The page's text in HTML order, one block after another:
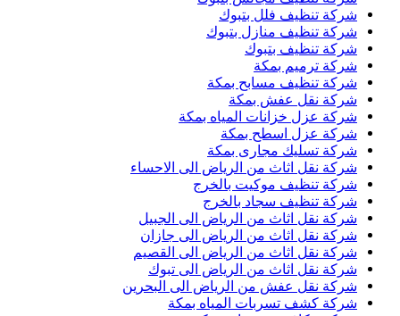
شركة تنظيف فلل بتبوك
شركة تنظيف منازل بتبوك
شركة تنظيف بتبوك
شركة ترميم بمكة
شركة تنظيف مسابح بمكة
شركة نقل عفش بمكة
شركة عزل خزانات المياه بمكة
شركة عزل اسطح بمكة
شركة تسليك مجارى بمكة
شركة نقل اثاث من الرياض الى الاحساء
شركة تنظيف موكيت بالخرج
شركة تنظيف سجاد بالخرج
شركة نقل اثاث من الرياض الى الجبيل
شركة نقل اثاث من الرياض الى جازان
شركة نقل اثاث من الرياض الى القصيم
شركة نقل اثاث من الرياض الى تبوك
شركة نقل عفش من الرياض الى البحرين
شركة كشف تسربات المياه بمكة